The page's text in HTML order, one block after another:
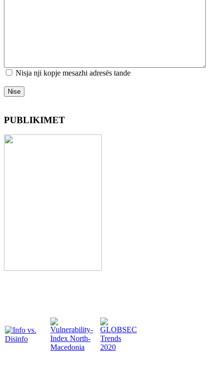
Nisja nji kopje mesazhi adresës tande
Nise
PUBLIKIMET